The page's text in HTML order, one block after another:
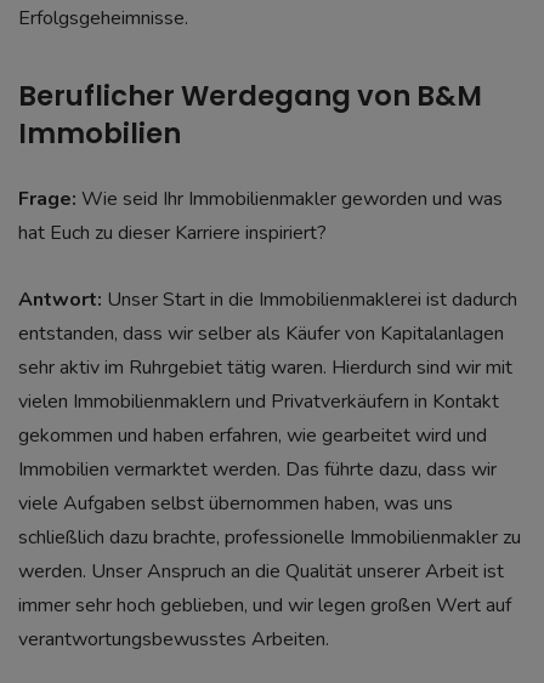
Erfolgsgeheimnisse.
Beruflicher Werdegang von B&M
Immobilien
Frage: Wie seid Ihr Immobilienmakler geworden und was
hat Euch zu dieser Karriere inspiriert?
Antwort: Unser Start in die Immobilienmaklerei ist dadurch
entstanden, dass wir selber als Käufer von Kapitalanlagen
sehr aktiv im Ruhrgebiet tätig waren. Hierdurch sind wir mit
vielen Immobilienmaklern und Privatverkäufern in Kontakt
gekommen und haben erfahren, wie gearbeitet wird und
Immobilien vermarktet werden. Das führte dazu, dass wir
viele Aufgaben selbst übernommen haben, was uns
schließlich dazu brachte, professionelle Immobilienmakler zu
werden. Unser Anspruch an die Qualität unserer Arbeit ist
immer sehr hoch geblieben, und wir legen großen Wert auf
verantwortungsbewusstes Arbeiten.